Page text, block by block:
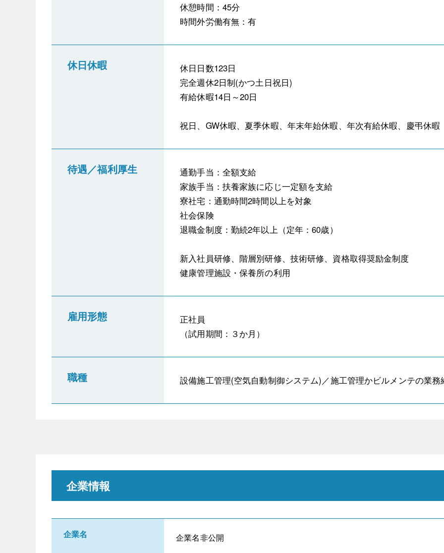
休憩時間：45分
時間外労働有無：有
休日休暇
休日日数123日
完全週休2日制(かつ土日祝日)
有給休暇14日～20日
祝日、GW休暇、夏季休暇、年末年始休暇、年次有給休暇、慶弔休暇
待遇／福利厚生
通勤手当：全額支給
家族手当：扶養家族に応じ一定額を支給
寮社宅：通勤時間2時間以上を対象
社会保険
退職金制度：勤続2年以上（定年：60歳）
新入社員研修、階層別研修、技術研修、資格取得奨励金制度
健康管理施設・保養所の利用
雇用形態
正社員
（試用期間：３か月）
職種 設備施工管理(空気自動制御システム)／施工管理かビルメンテの業
企業情報
企業名 企業名非公開